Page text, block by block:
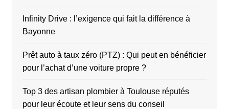
Infinity Drive : l’exigence qui fait la différence à
Bayonne
Prêt auto à taux zéro (PTZ) : Qui peut en bénéficier
pour l’achat d’une voiture propre ?
Top 3 des artisan plombier à Toulouse réputés
pour leur écoute et leur sens du conseil